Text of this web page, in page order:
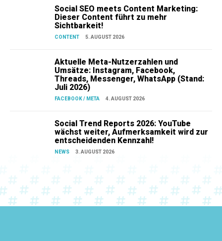
Social SEO meets Content Marketing:
Dieser Content führt zu mehr
Sichtbarkeit!
CONTENT 5. AUGUST 2026
Aktuelle Meta-Nutzerzahlen und
Umsätze: Instagram, Facebook,
Threads, Messenger, WhatsApp (Stand:
Juli 2026)
FACEBOOK / META 4. AUGUST 2026
Social Trend Reports 2026: YouTube
wächst weiter, Aufmerksamkeit wird zur
entscheidenden Kennzahl!
NEWS 3. AUGUST 2026